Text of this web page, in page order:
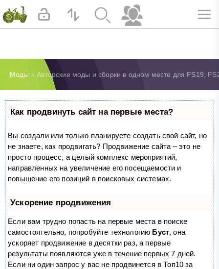
Моды » Авторские моды и сборки в одном месте для FS19,
Как продвинуть сайт на первые места?
Вы создали или только планируете создать свой сайт, но
не знаете, как продвигать? Продвижение сайта – это не
просто процесс, а целый комплекс мероприятий,
направленных на увеличение его посещаемости и
повышение его позиций в поисковых системах.
Ускорение продвижения
Если вам трудно попасть на первые места в поиске
самостоятельно, попробуйте технологию Буст, она
ускоряет продвижение в десятки раз, а первые
результаты появляются уже в течение первых 7 дней.
Если ни один запрос у вас не продвинется в Топ10 за